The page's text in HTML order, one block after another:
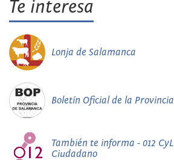
Te interesa
Lonja de Salamanca
Boletín Oficial de la Provincia
También te informa - 012
Ciudadano